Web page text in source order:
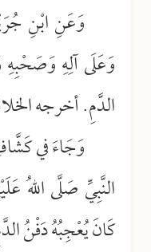
وَعَنِ ابْنِ
وَعَلَى آلِهِ
الدَّمِ. أخرجه
وَجَاءَ في
النَّبِيِّ صَلَّى اللهُ
كَانَ يُعْجِبُهُ دَفْنُ